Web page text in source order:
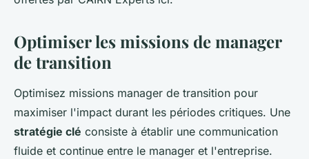
Optimiser les missions de manager
de transition
Optimisez missions manager de transition pour
maximiser l'impact durant les périodes critiques. Une
stratégie clé consiste à établir une communication
fluide et continue entre le manager et l'entreprise.